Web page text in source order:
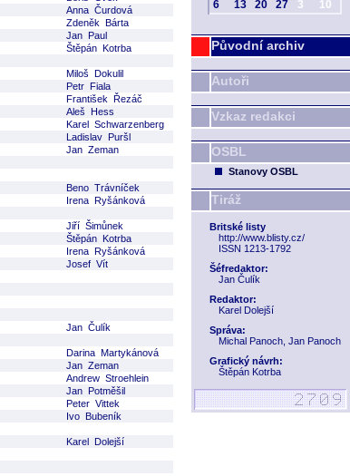
Původní archiv
Autoři
Vzkaz redakci
OSBL
Stanovy OSBL
Tiráž
Britské listy
http://www.blisty.cz/
ISSN 1213-1792
Šéfredaktor:
Jan Čulík
Redaktor:
Karel Dolejší
Správa:
Michal Panoch, Jan Panoch
Grafický návrh:
Štěpán Kotrba
Anna Čurdová
Zdeněk Bárta
Jan Paul
Štěpán Kotrba
Miloš Dokulil
Petr Fiala
František Řezáč
Aleš Hess
Karel Schwarzenberg
Ladislav Puršl
Jan Zeman
Beno Trávníček
Irena Ryšánková
Jiří Šimůnek
Štěpán Kotrba
Irena Ryšánková
Josef Vít
Jan Čulík
Darina Martykánová
Jan Zeman
Andrew Stroehlein
Jan Potměšil
Peter Vittek
Ivo Bubeník
Karel Dolejší